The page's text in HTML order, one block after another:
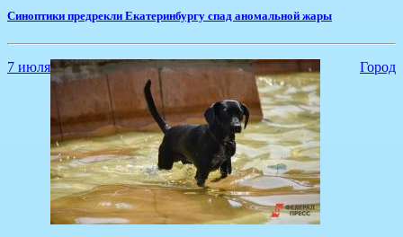
Синоптики предрекли Екатеринбургу спад аномальной жары
7 июля Город